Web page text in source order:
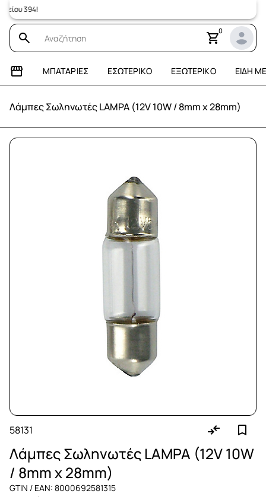
394!
0
ΜΠΑΤΑΡΊΕΣ ΕΣΩΤΕΡΙΚΌ ΕΞΩΤΕΡΙΚΌ ΕΊΔΗ
Λάμπες Σωληνωτές LAMPA (12V 10W / 8mm x 28mm)
58131
Λάμπες Σωληνωτές LAMPA (12V 10W
/ 8mm x 28mm)
GTIN / EAN: 8000692581315